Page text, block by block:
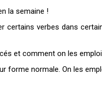
la semaine !
certains verbes dans
et comment on les
forme normale. On les